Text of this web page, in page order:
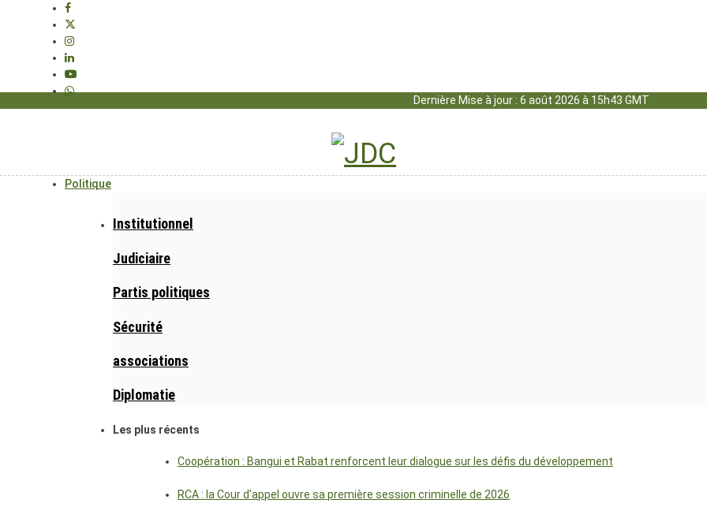
Dernière Mise à jour : 6 août 2026 à 15h43 GMT
Politique
Institutionnel
Judiciaire
Partis politiques
Sécurité
associations
Diplomatie
Les plus récents
Coopération : Bangui et Rabat renforcent leur dialogue sur les défis du développement
RCA : la Cour d’appel ouvre sa première session criminelle de 2026